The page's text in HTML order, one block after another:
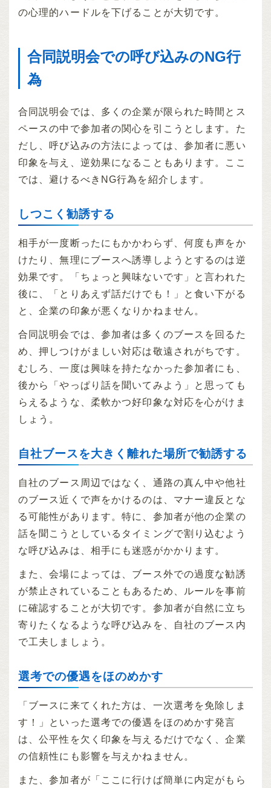
の心理的ハードルを下げることが大切です。
合同説明会での呼び込みのNG行
為
合同説明会では、多くの企業が限られた時間とス
ペースの中で参加者の関心を引こうとします。た
だし、呼び込みの方法によっては、参加者に悪い
印象を与え、逆効果になることもあります。ここ
では、避けるべきNG行為を紹介します。
しつこく勧誘する
相手が一度断ったにもかかわらず、何度も声をか
けたり、無理にブースへ誘導しようとするのは逆
効果です。「ちょっと興味ないです」と言われた
後に、「とりあえず話だけでも！」と食い下がる
と、企業の印象が悪くなりかねません。
合同説明会では、参加者は多くのブースを回るた
め、押しつけがましい対応は敬遠されがちです。
むしろ、一度は興味を持たなかった参加者にも、
後から「やっぱり話を聞いてみよう」と思っても
らえるような、柔軟かつ好印象な対応を心がけま
しょう。
自社ブースを大きく離れた場所で勧誘する
自社のブース周辺ではなく、通路の真ん中や他社
のブース近くで声をかけるのは、マナー違反とな
る可能性があります。特に、参加者が他の企業の
話を聞こうとしているタイミングで割り込むよう
な呼び込みは、相手にも迷惑がかかります。
また、会場によっては、ブース外での過度な勧誘
が禁止されていることもあるため、ルールを事前
に確認することが大切です。参加者が自然に立ち
寄りたくなるような呼び込みを、自社のブース内
で工夫しましょう。
選考での優遇をほのめかす
「ブースに来てくれた方は、一次選考を免除しま
す！」といった選考での優遇をほのめかす発言
は、公平性を欠く印象を与えるだけでなく、企業
の信頼性にも影響を与えかねません。
また、参加者が「ここに行けば簡単に内定がもら